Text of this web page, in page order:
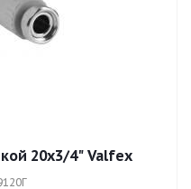
20х3/4" Valfex